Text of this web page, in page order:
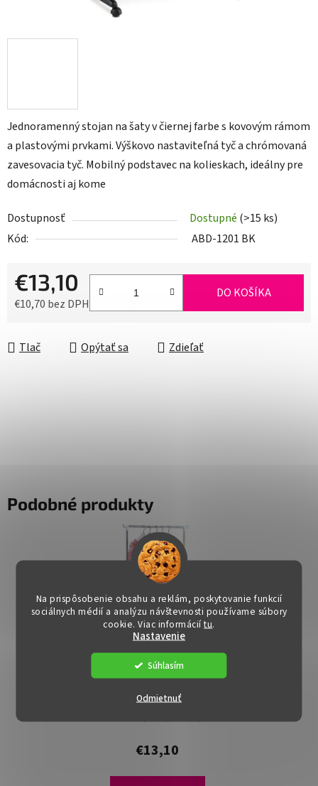
Na prispôsobenie obsahu a reklám, poskytovanie funkcií
sociálnych médií a analýzu návštevnosti používame súbory
cookie. Viac informáciítu.
Nastavenie
Odmietnuť
Súhlasím
Jednoramenný stojan na šaty v čiernej farbe s kovovým rámom
a plastovými prvkami. Výškovo nastaviteľná tyč a chrómovaná
zavesovacia tyč. Mobilný podstavec na kolieskach, ideálny pre
domácnosti aj kome
Dostupnosť Dostupné (>15 ks)
Kód:
ABD-1201 BK
€13,10
€10,70 bez DPH
DO KOŠÍKA
Tlač Opýtať sa Zdieľať
Podobné produkty
Stojan na šaty - DINOS,
Biely
€13,10